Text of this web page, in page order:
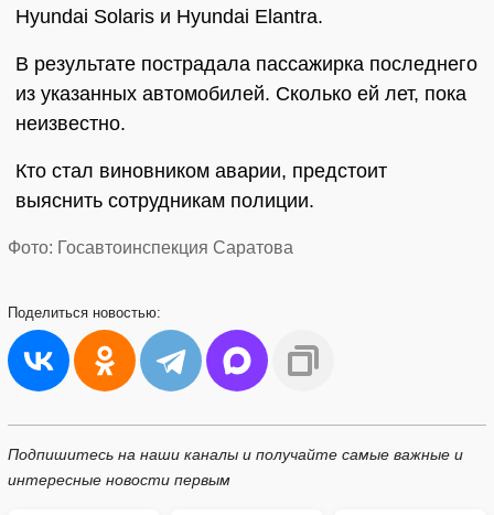
Hyundai Solaris и Hyundai Elantra.
В результате пострадала пассажирка последнего
из указанных автомобилей. Сколько ей лет, пока
неизвестно.
Кто стал виновником аварии, предстоит
выяснить сотрудникам полиции.
Фото: Госавтоинспекция Саратова
Поделиться новостью:
Подпишитесь на наши каналы и получайте самые важные и
интересные новости первым